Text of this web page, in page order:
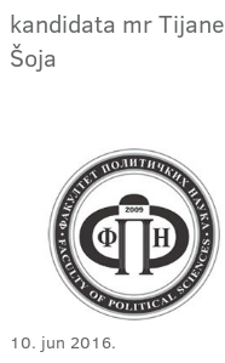
kandidata mr Tijane
Šoja
10. jun 2016.